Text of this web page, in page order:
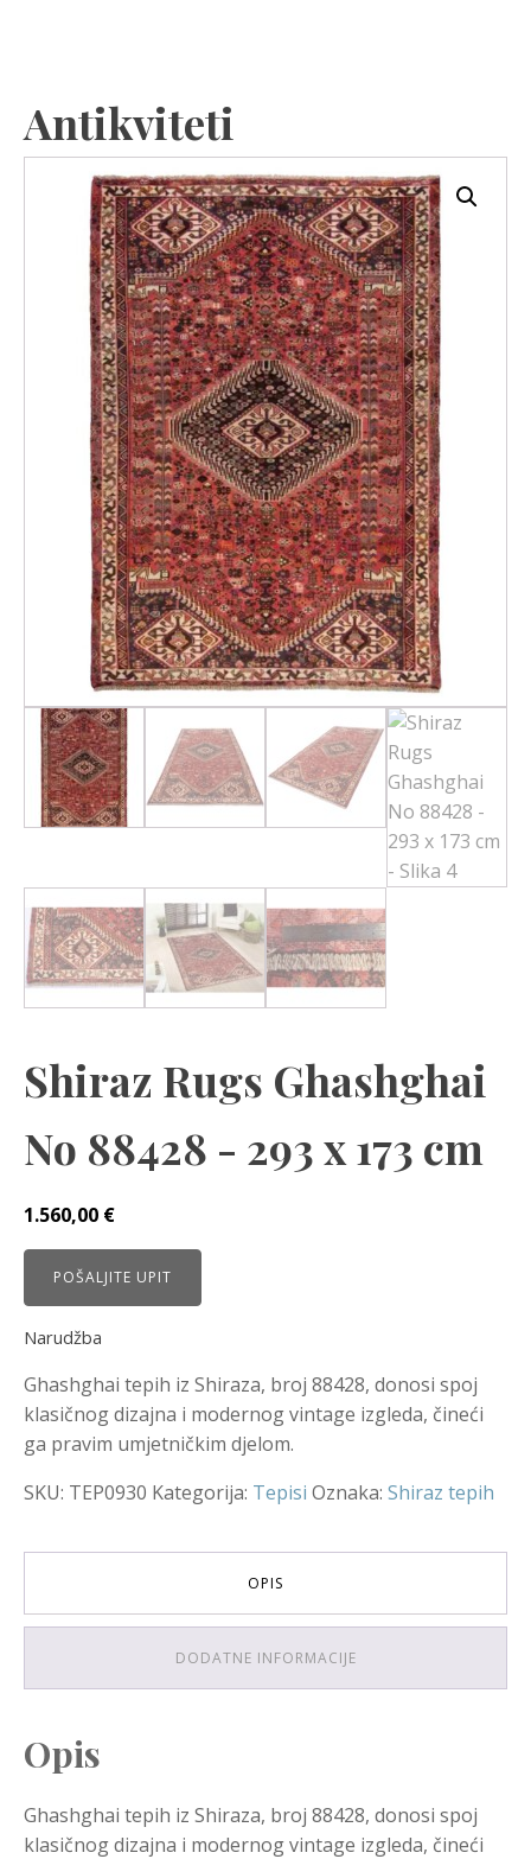
Antikviteti
Shiraz Rugs Ghashghai
No 88428 - 293 x 173 cm
1.560,00 €
POŠALJITE UPIT
Narudžba
Ghashghai tepih iz Shiraza, broj 88428, donosi spoj
klasičnog dizajna i modernog vintage izgleda, čineći
ga pravim umjetničkim djelom.
SKU: TEP0930 Kategorija: Tepisi Oznaka: Shiraz tepih
OPIS
DODATNE INFORMACIJE
Opis
Ghashghai tepih iz Shiraza, broj 88428, donosi spoj
klasičnog dizajna i modernog vintage izgleda, čineći